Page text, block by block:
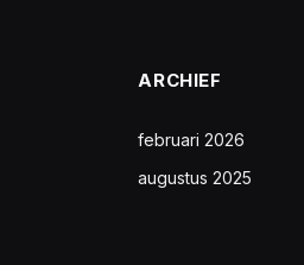
ARCHIEF
februari 2026
augustus 2025